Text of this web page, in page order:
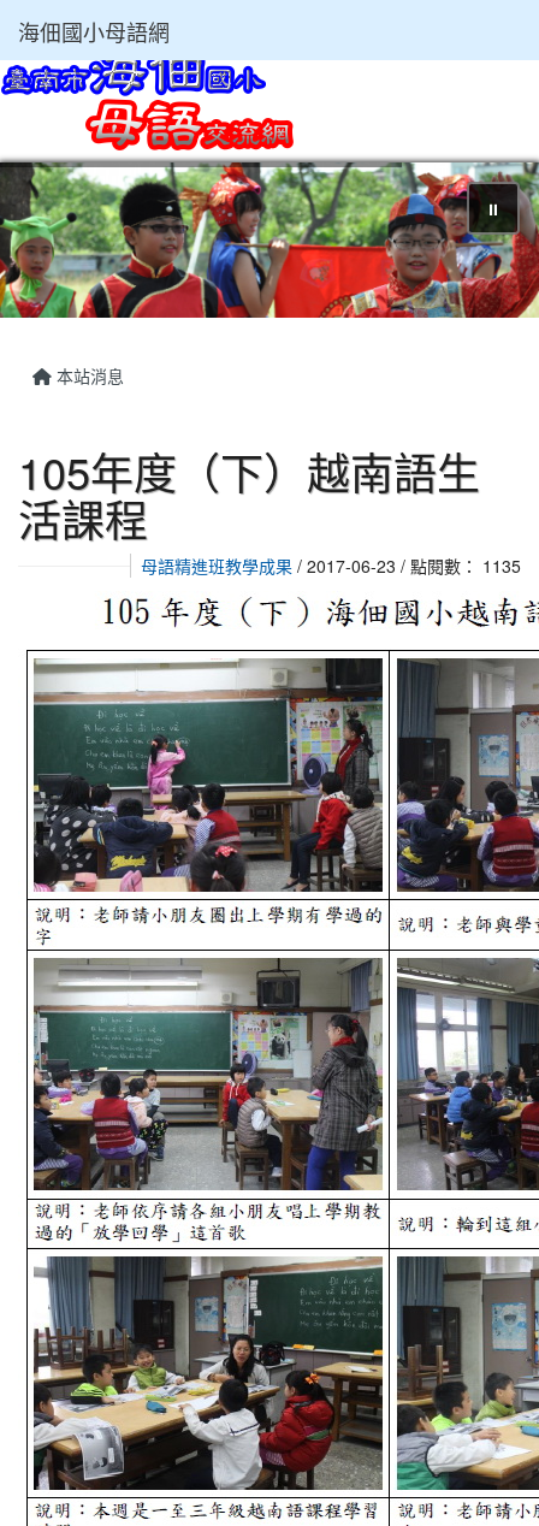
海佃國小母語網
⏸
本站消息
105年度（下）越南語生
活課程
母語精進班教學成果 / 2017-06-23 / 點閱數： 1135